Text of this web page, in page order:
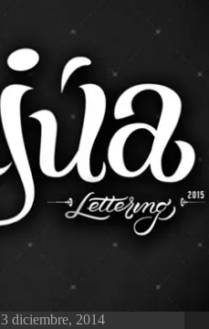
3 diciembre, 2014